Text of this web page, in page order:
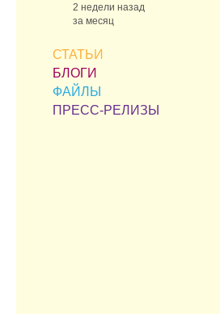
2 недели назад
за месяц
СТАТЬИ
БЛОГИ
ФАЙЛЫ
ПРЕСС-РЕЛИЗЫ